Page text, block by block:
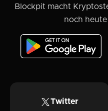
Blockpit macht
noch
Twitter